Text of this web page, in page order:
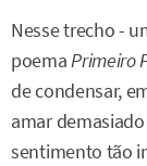
Nesse trecho -
poemaPrimeiro
de condensar,
amar
sentimento tão